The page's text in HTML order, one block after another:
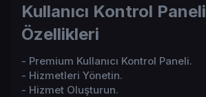
Kullanıcı Kontrol Paneli
Özellikleri​
- Premium Kullanıcı Kontrol Paneli.
- Hizmetleri Yönetin.
- Hizmet Oluşturun.